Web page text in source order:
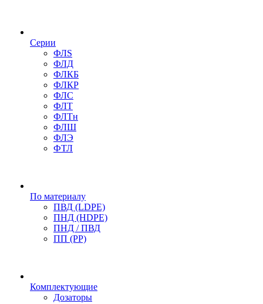
Серии
ФЛS
ФЛД
ФЛКБ
ФЛКР
ФЛС
ФЛТ
ФЛТн
ФЛШ
ФЛЭ
ФТЛ
По материалу
ПВД (LDPE)
ПНД (HDPE)
ПНД / ПВД
ПП (PP)
Комплектующие
Дозаторы